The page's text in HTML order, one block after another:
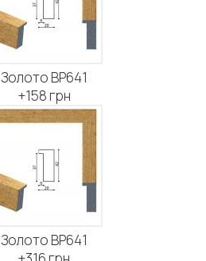
Золото BP641
+158 грн
Золото BP641